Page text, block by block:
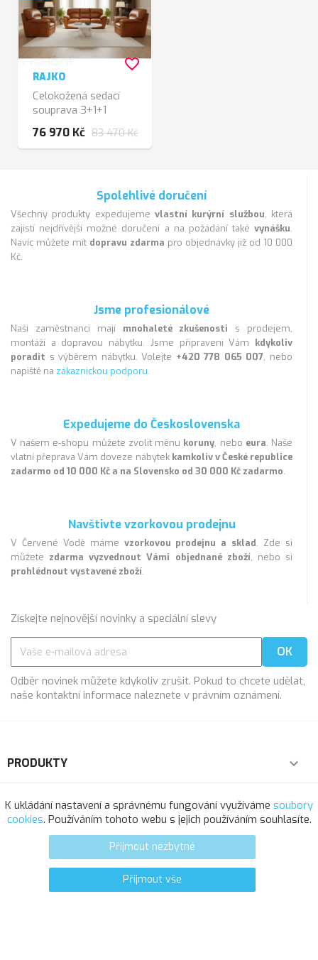
RAJKO
Celokožená sedací
souprava 3+1+1
hnědooranž
76 970 Kč 83 470 Kč
favorite_border
Spolehlivé doručení
Všechny produkty expedujeme vlastní kurýrní službou, která
zajistí nejdřívější možné doručení a na požádání také vynášku.
Navíc můžete mít dopravu zdarma pro objednávky již od 10 000
Kč.
Jsme profesionálové
Naši zaměstnanci mají mnohaleté zkušenosti s prodejem,
montáží a dopravou nábytku. Jsme připraveni Vám kdykoliv
poradit s výběrem nábytku. Volejte +420 778 065 007, nebo
napiště na zákaznickou podporu.
Expedujeme do Československa
V našem e-shopu můžete zvolit měnu koruny, nebo eura. Naše
vlatní přeprava Vám doveze nábytek kamkoliv v České republice
zadarmo od 10 000 Kč a na Slovensko od 30 000 Kč zadarmo.
Navštivte vzorkovou prodejnu
V Červené Vodě máme vzorkovou prodejnu a sklad. Zde si
můžete zdarma vyzvednout Vámi objednané zboží, nebo si
prohlédnout vystavené zboží.
Získejte nejnovější novinky a speciální slevy
Odběr novinek můžete kdykoliv zrušit. Pokud to chcete udělat,
naše kontaktní informace naleznete v právním oznámení.
PRODUKTY 
NAŠE SPOLEČNOST 
VÁŠ ÚČET
INFORMACE O OBCHODU
K ukládání nastavení a správnému fungování využíváme soubory
cookies. Používáním tohoto webu s jejich používáním souhlasíte.
Přijmout nezbytné
Přijmout vše
© 2025 - Softresource, spol. s r.o.